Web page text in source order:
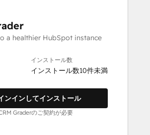
a healthier HubSpot instance
インストール数
インストール数10件未満
ンインしてインストール
Graderのご契約が必要